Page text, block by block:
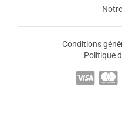
Conditions
Politique